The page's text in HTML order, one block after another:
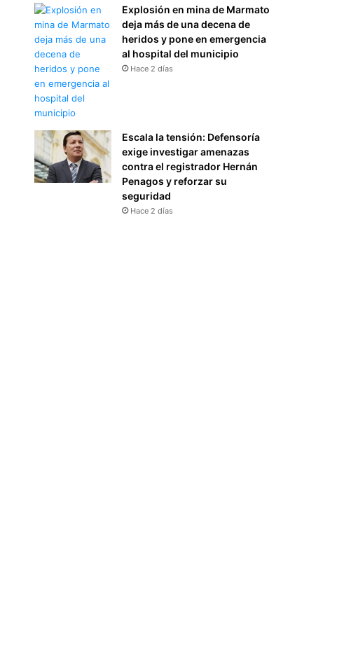
Explosión en mina de Marmato
deja más de una decena de
heridos y pone en emergencia
al hospital del municipio
Hace 2 días
Escala la tensión: Defensoría
exige investigar amenazas
contra el registrador Hernán
Penagos y reforzar su
seguridad
Hace 2 días